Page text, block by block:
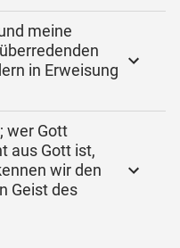
meine
in Erweisung
wer Gott
aus Gott ist,
wir den
Geist des